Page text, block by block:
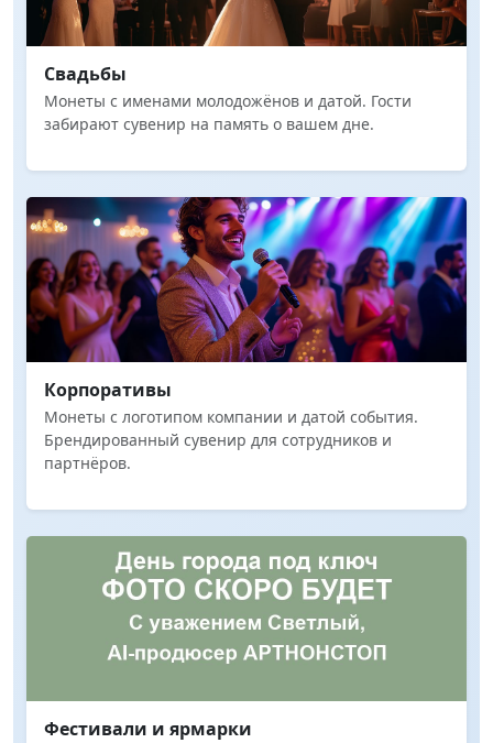
Свадьбы
Монеты с именами молодожёнов и датой. Гости
забирают сувенир на память о вашем дне.
Корпоративы
Монеты с логотипом компании и датой события.
Брендированный сувенир для сотрудников и
партнёров.
Фестивали и ярмарки